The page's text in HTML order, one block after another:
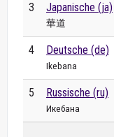
3 Japanische (ja)
華道
4 Deutsche (de)
Ikebana
5 Russische (ru)
Икебана